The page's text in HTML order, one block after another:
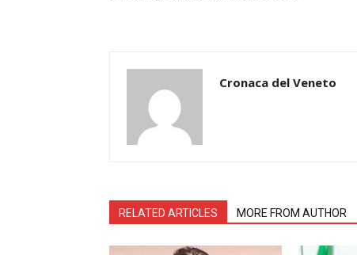
Cronaca del Veneto
RELATED ARTICLES MORE FROM AUTHOR